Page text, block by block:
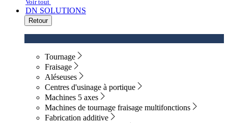
Voir tout
DN SOLUTIONS
Retour
Tournage
Fraisage
Aléseuses
Centres d'usinage à portique
Machines 5 axes
Machines de tournage fraisage multifonctions
Fabrication additive